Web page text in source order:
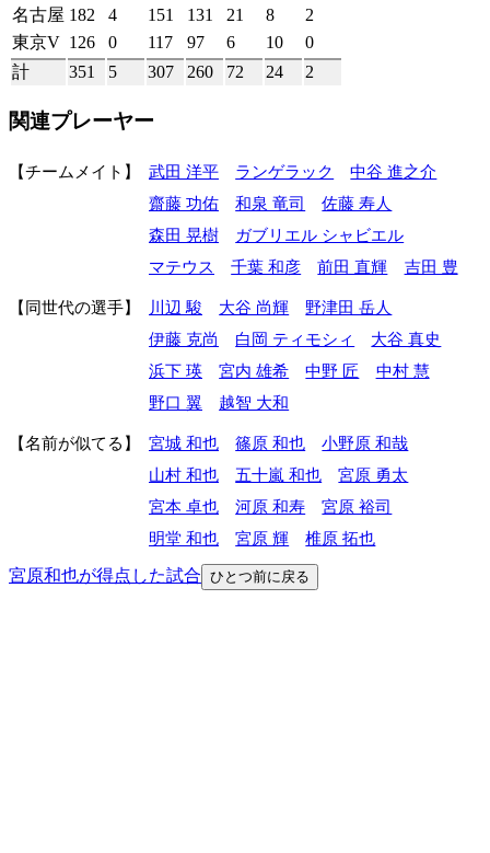
名古屋 182 4 151 131 21 8
2
東京V 126 0 117 97 6 10
0
計
351 5 307 260 72 24 2
関連プレーヤー
チームメイト 武田 洋平 ランゲラック
中谷 進之介
齋藤 功佑
和泉 竜司
佐藤 寿人
森田 晃樹
ガブリエル シャビエル
マテウス
千葉 和彦 前田 直輝 吉田 豊
同世代の選手 川辺 駿 大谷 尚輝
野津田 岳人
伊藤 克尚
白岡 ティモシィ
大谷 真史
浜下 瑛
宮内 雄希 中野 匠
中村 慧
野口 翼
越智 大和
名前が似てる 宮城 和也 篠原 和也
小野原 和哉
山村 和也
五十嵐 和也
宮原 勇太
宮本 卓也
河原 和寿
宮原 裕司
明堂 和也
宮原 輝
椎原 拓也
宮原和也が得点した試合 ひとつ前に戻る